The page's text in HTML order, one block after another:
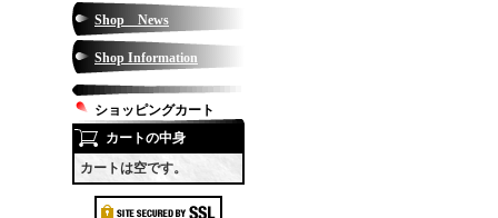
Shop News
Shop Information
ショッピングカート
カートの中身
カートは空です。